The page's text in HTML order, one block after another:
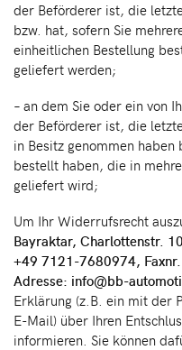
der Beförderer ist, die
bzw. hat, sofern Sie
einheitlichen Bestellung
geliefert werden;
– an dem Sie oder ein von
der Beförderer ist, die
in Besitz genommen
bestellt haben, die in
geliefert wird;
Um Ihr Widerrufsrecht
Bayraktar, Charlottenstr.
+49 7121-7680974,
Adresse: info@bb-
Erklärung (z.B. ein mit der
E-Mail) über Ihren
informieren. Sie können